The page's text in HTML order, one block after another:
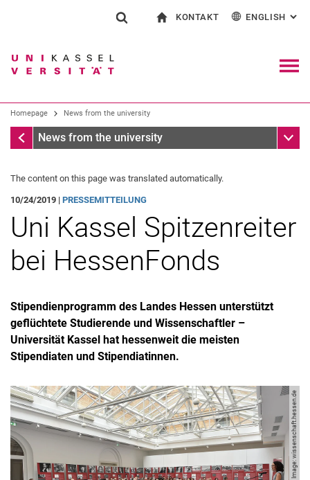
Jump directly to: content
Jump directly to: search
Jump directly to: main
Search (opens an external link in a
KONTAKT
Contact for press and public
Search facilities
ENGLISH :
Homepage News from the university
Homepage
News from the university Sub
The content on this page was translated automatically.
10/24/2019 | PRESSEMITTEILUNG
Uni Kassel Spitzenreiter
bei HessenFonds
Stipendienprogramm des Landes Hessen unterstützt
geflüchtete Studierende und Wissenschaftler –
Universität Kassel hat hessenweit die meisten
Stipendiaten und Stipendiatinnen.
Image: wissenschaft.hessen.de